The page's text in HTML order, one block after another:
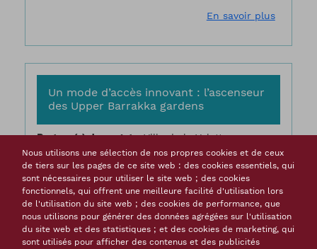
En savoir plussur
Un mode d’accès innovant : l’ascenseur
des Upper Barrakka gardens
Porteur(s) du projet
Ville de la Valette
Calendrier
2005-2012
Résumé
Le tourisme à Malte : un enjeu
économique majeur. La fréquentation
touristique est en constante augmentation
à Malte et le nombre d’emplois du secteur
représente 8,5% de la population active. En
2011, plus de 1,4 million de touristes ont
Nous utilisons une sélection de nos propres cookies et de ceux
de tiers sur les pages de ce site web : des cookies essentiels, qui
sont nécessaires pour utiliser le site web ; des cookies
fonctionnels, qui offrent une meilleure facilité d'utilisation lors
de l'utilisation du site web ; des cookies de performance, que
nous utilisons pour générer des données agrégées sur l'utilisation
du site web et des statistiques ; et des cookies de marketing, qui
sont utilisés pour afficher des contenus et des publicités